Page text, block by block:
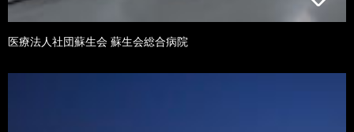
医療法人社団蘇生会 蘇生会総合病院